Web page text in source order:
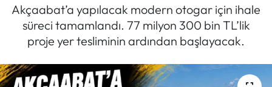
Akçaabat’a yapılacak modern otogar için ihale
süreci tamamlandı. 77 milyon 300 bin TL’lik
proje yer tesliminin ardından başlayacak.
Politik Kulis
Dünya
Magazin
Son Dakika Haberleri
Haber Arşivi